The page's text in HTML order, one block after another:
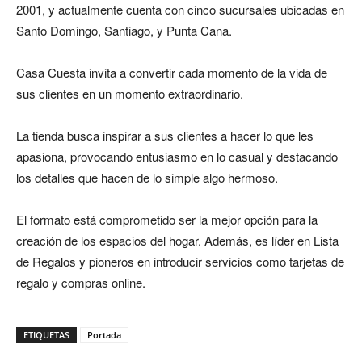
2001, y actualmente cuenta con cinco sucursales ubicadas en
Santo Domingo, Santiago, y Punta Cana.
Casa Cuesta invita a convertir cada momento de la vida de
sus clientes en un momento extraordinario.
La tienda busca inspirar a sus clientes a hacer lo que les
apasiona, provocando entusiasmo en lo casual y destacando
los detalles que hacen de lo simple algo hermoso.
El formato está comprometido ser la mejor opción para la
creación de los espacios del hogar. Además, es líder en Lista
de Regalos y pioneros en introducir servicios como tarjetas de
regalo y compras online.
ETIQUETAS Portada